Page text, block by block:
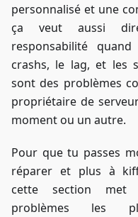
personnalisé et une
ça veut aussi
responsabilité
crashs, le lag, et les
sont des problèmes
propriétaire de
moment ou un autre.
Pour que tu passes
réparer et plus à
cette section
problèmes les